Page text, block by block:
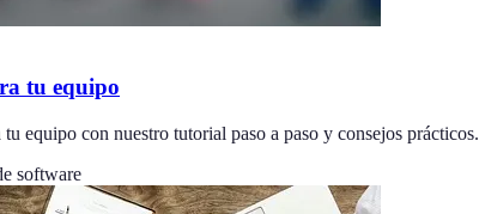
tu equipo
equipo con nuestro tutorial paso a paso y consejos prácticos.
software